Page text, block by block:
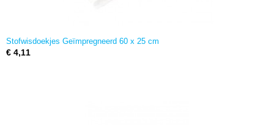
Stofwisdoekjes Geïmpregneerd 60 x 25 cm
€ 4,11